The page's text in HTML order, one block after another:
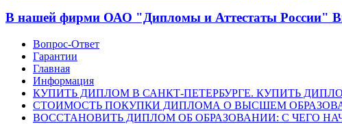
В нашей фирми ОАО "Дипломы и Аттестаты России" Вы
Вопрос-Ответ
Гарантии
Главная
Информация
КУПИТЬ ДИПЛОМ В САНКТ-ПЕТЕРБУРГЕ. КУПИТЬ
СТОИМОСТЬ ПОКУПКИ ДИПЛОМА О ВЫСШЕМ
ВОССТАНОВИТЬ ДИПЛОМ ОБ ОБРАЗОВАНИИ: С ЧЕГО